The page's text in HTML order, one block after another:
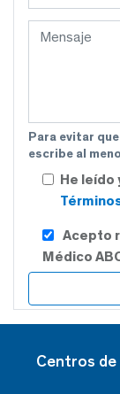
Para evitar
escribe al
He leído
Acepto
Médico
Centros de